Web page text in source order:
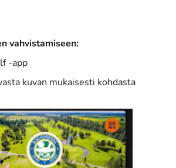
vahvistamiseen:
-app
kuvan mukaisesti kohdasta